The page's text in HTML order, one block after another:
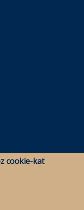
cookie-kat